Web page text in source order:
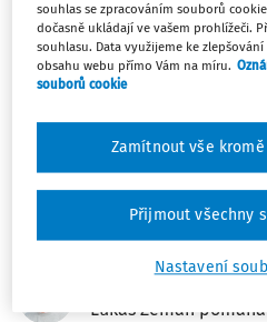
Michal Zelenák
Michal Zelenák
životního prostředí v
prostředí. Je
práce a ergonomie a
hodnocení
Publikováno: 3 dokumentů
Lukáš Zeman
Lukáš Zeman
souhlas se zpracováním souborů
dočasně ukládají ve vašem prohlížeči.
souhlasu. Data využijeme ke
obsahu webu přímo Vám na míru.
souborů cookie
Nastavení
Zamítnout vše
Přijmout všechny